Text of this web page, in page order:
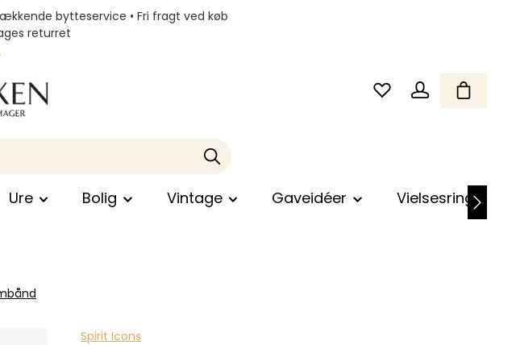
bytteservice • Fri fragt ved køb
returret
Ure Bolig Vintage Gaveidéer Vielsesringe
Spirit Icons